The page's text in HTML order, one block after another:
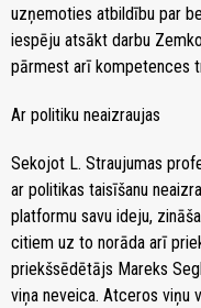
uzņemoties atbildību par
iespēju atsākt darbu
pārmest arī kompetences
Ar politiku neaizraujas
Sekojot L. Straujumas
ar politikas taisīšanu
platformu savu ideju,
citiem uz to norāda arī
priekšsēdētājs Mareks
viņa neveica. Atceros viņu